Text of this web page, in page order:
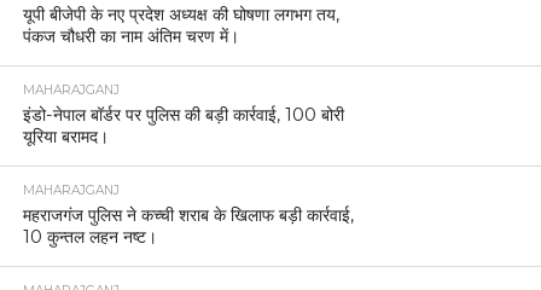
यूपी बीजेपी के नए प्रदेश अध्यक्ष की घोषणा लगभग तय,
पंकज चौधरी का नाम अंतिम चरण में।
MAHARAJGANJ
इंडो-नेपाल बॉर्डर पर पुलिस की बड़ी कार्रवाई, 100 बोरी
यूरिया बरामद।
MAHARAJGANJ
महराजगंज पुलिस ने कच्ची शराब के खिलाफ बड़ी कार्रवाई,
10 कुन्तल लहन नष्ट।